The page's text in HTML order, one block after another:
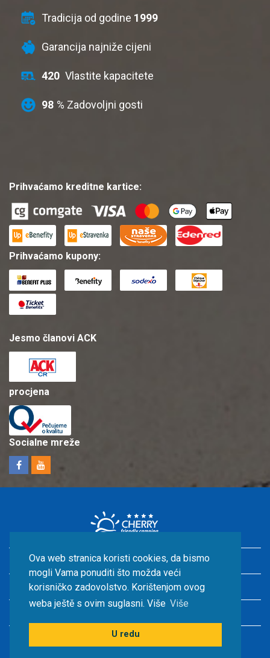
Ova web stranica koristi cookies, da bismo
mogli Vama ponuditi što možda veći
korisničko zadovolstvo. Korištenjom ovog
weba ještě s ovim suglasni. Više Više
U redu
Tradicija od godine 1999
Garancija najniže cijeni
420 Vlastite kapacitete
98 % Zadovoljni gosti
Prihvaćamo kreditne kartice:
Prihvaćamo kupony:
Jesmo članovi ACK
procjena
Socialne mreže
Odmor u Hrvatskoj s djecom
Smještaj uz more
Hrvatska kampovi
© CHERRY TOUR s.r.o.2026